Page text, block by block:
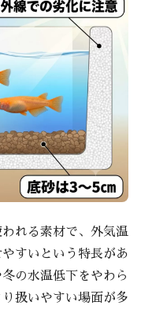
れる素材で、外気温
すいという特長があ
の水温低下をやわら
扱いやすい場面が多